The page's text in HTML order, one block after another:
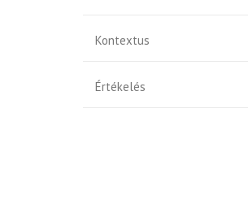
Kontextus
Értékelés